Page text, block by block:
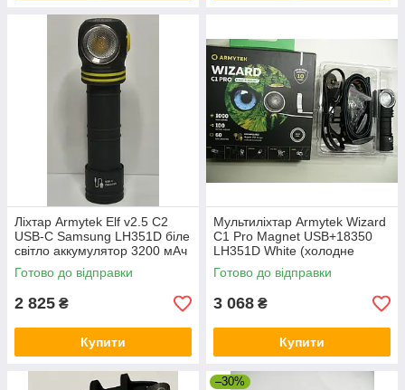
Ліхтар Armytek Elf v2.5 C2
USB-C Samsung LH351D біле
світло аккумулятор 3200 мАч
Готово до відправки
2 825 ₴
Купити
Мультиліхтар Armytek Wizard
C1 Pro Magnet USB+18350
LH351D White (холодне
світло)
Готово до відправки
3 068 ₴
Купити
–30%